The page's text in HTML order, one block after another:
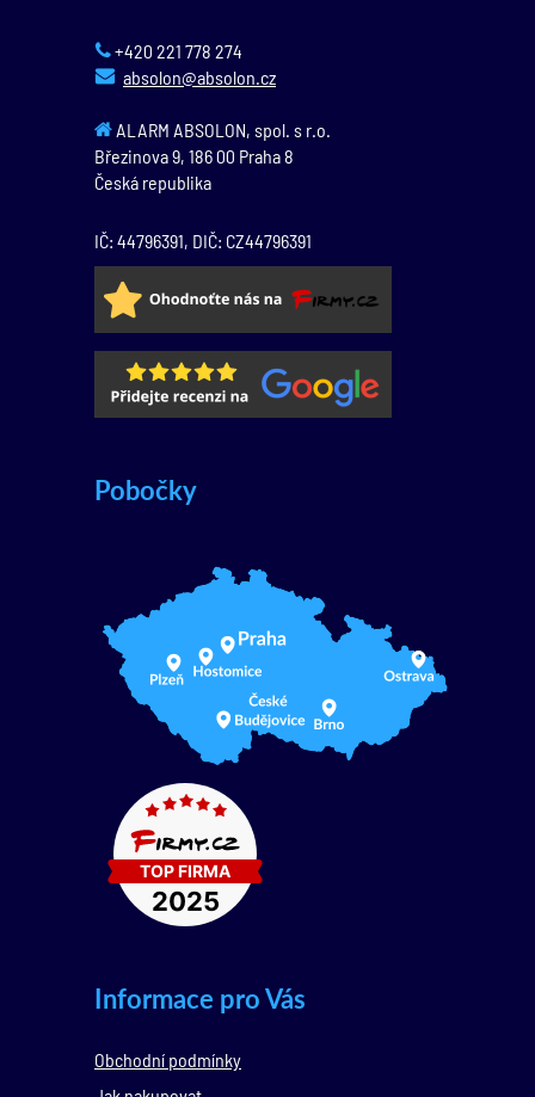
+420 221 778 274
absolon@absolon.cz
ALARM ABSOLON, spol. s r.o.
Březinova 9, 186 00 Praha 8
Česká republika
IČ: 44796391, DIČ: CZ44796391
Pobočky
Informace pro Vás
Obchodní podmínky